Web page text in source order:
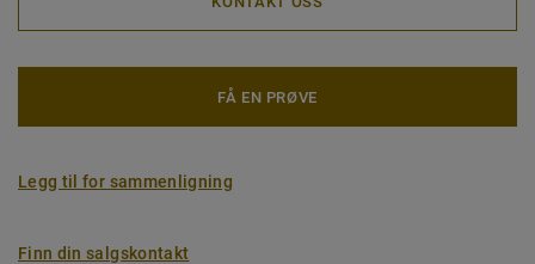
FÅ EN PRØVE
Legg til for sammenligning
Finn din salgskontakt